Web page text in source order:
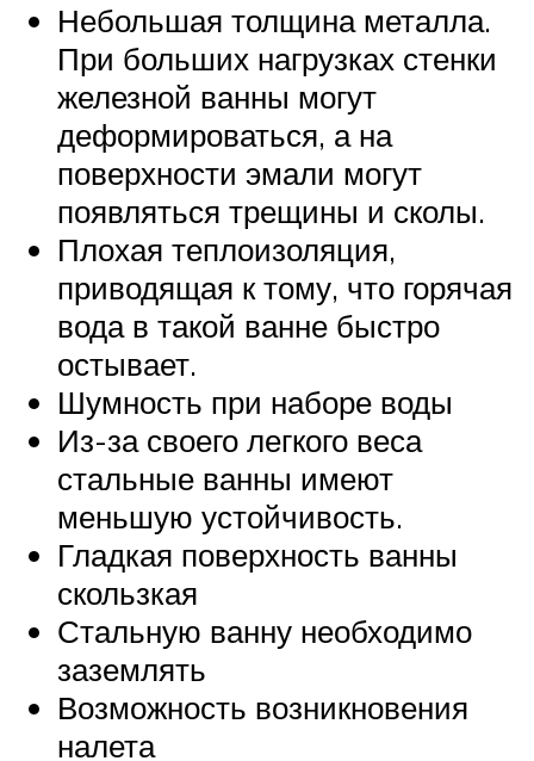
Небольшая толщина металла.
При больших нагрузках стенки
железной ванны могут
деформироваться, а на
поверхности эмали могут
появляться трещины и сколы.
Плохая теплоизоляция,
приводящая к тому, что горячая
вода в такой ванне быстро
остывает.
Шумность при наборе воды
Из-за своего легкого веса
стальные ванны имеют
меньшую устойчивость.
Гладкая поверхность ванны
скользкая
Стальную ванну необходимо
заземлять
Возможность возникновения
налета